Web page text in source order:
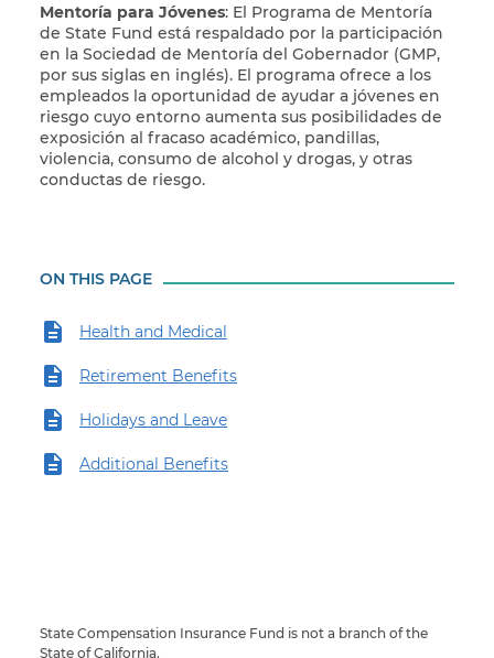
ON THIS PAGE
Health and Medical
Retirement Benefits
Holidays and Leave
Additional Benefits
Mentoría para Jóvenes: El Programa de Mentoría
de State Fund está respaldado por la participación
en la Sociedad de Mentoría del Gobernador (GMP,
por sus siglas en inglés). El programa ofrece a los
empleados la oportunidad de ayudar a jóvenes en
riesgo cuyo entorno aumenta sus posibilidades de
exposición al fracaso académico, pandillas,
violencia, consumo de alcohol y drogas, y otras
conductas de riesgo.
State Compensation Insurance Fund is not a branch of the
State of California.